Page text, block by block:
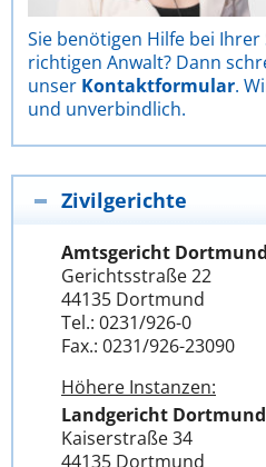
Sie benötigen Hilfe bei Ihrer
richtigen Anwalt? Dann
unser Kontaktformular.
und unverbindlich.
Zivilgerichte
Amtsgericht Dortmund
Gerichtsstraße 22
44135 Dortmund
Tel.: 0231/926-0
Fax.: 0231/926-23090
Höhere Instanzen:
Landgericht Dortmund
Kaiserstraße 34
44135 Dortmund